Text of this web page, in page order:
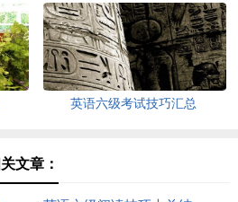
英语六级考试技巧汇总
文章：